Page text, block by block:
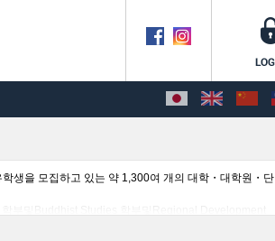
생을 모집하고 있는 약 1,300여 개의 대학・대학원・단
부및Buddhist Studies 학부및Regional Development